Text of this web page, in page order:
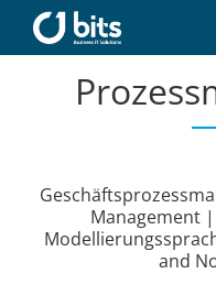
Inhalt
springen
Unsere Kompetenzen
Management
and